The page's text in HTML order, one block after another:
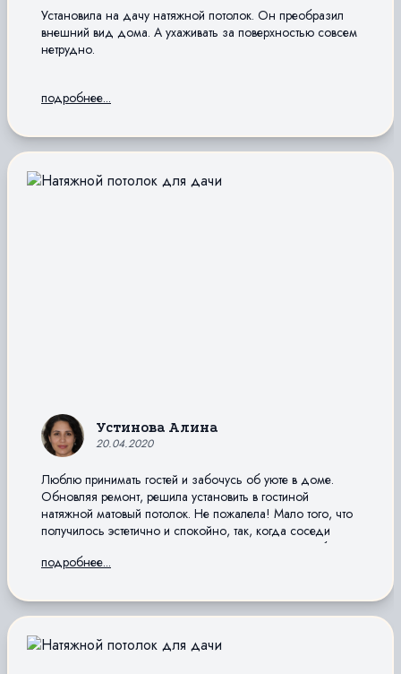
Установила на дачу натяжной потолок. Он преобразил
внешний вид дома. А ухаживать за поверхностью совсем
нетрудно.
подробнее...
Устинова Алина
20.04.2020
Люблю принимать гостей и забочусь об уюте в доме.
Обновляя ремонт, решила установить в гостиной
натяжной матовый потолок. Не пожалела! Мало того, что
получилось эстетично и спокойно, так, когда соседи
залили, он удержал всю влагу и не испортилась мебель.
Спасибо специалистам за качественную работу и
подробнее...